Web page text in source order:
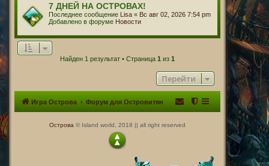
7 ДНЕЙ НА ОСТРОВАХ!
Последнее сообщение Lisa « Вс авг 02, 2026 7:54 pm
Добавлено в форуме Новости
Найден 1 результат • Страница 1 из 1
Перейти
Игра Острова Форум для Островитян
Острова © Island world, 2018 || all right reserved